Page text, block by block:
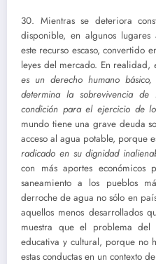
30. Mientras se deteriora
disponible, en algunos
este recurso escaso, convertido
leyes del mercado. En realidad,
es un derecho humano
determina la sobrevivencia
condición para el ejercicio de
mundo tiene una grave deuda
acceso al agua potable, porque
radicado en su dignidad
con más aportes
saneamiento a los pueblos
derroche de agua no sólo en
aquellos menos desarrollados
muestra que el problema
educativa y cultural, porque no
estas conductas en un contexto